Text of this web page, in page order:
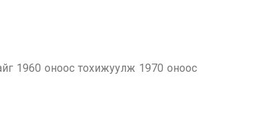
1960 оноос тохижуулж 1970 оноос